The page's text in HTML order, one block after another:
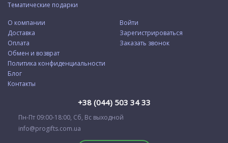
Тематические подарки
О компании
Доставка
Оплата
Обмен и возврат
Политика конфиденциальности
Блог
Контакты
Войти
Зарегистрироваться
Заказать звонок
+38 (044) 503 34 33
Пн-Пт 09:00-18:00, Сб, Вс выходной
info@progifts.com.ua